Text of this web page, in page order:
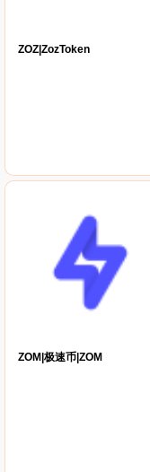
ZOZ|ZozToken
ZOM|极速币|ZOM